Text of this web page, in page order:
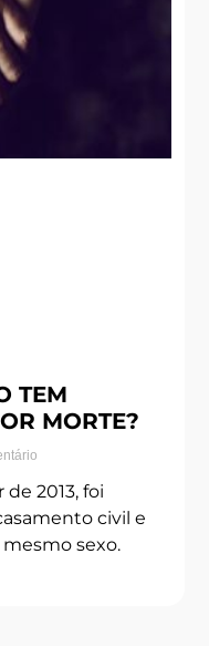
TEM
MORTE?
de 2013, foi
civil e
sexo.